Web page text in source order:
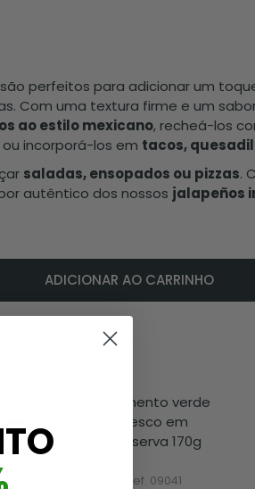
são perfeitos para adicionar um
Com uma textura firme e um
ao estilo mexicano, recheá-los
ou incorporá-los em tacos,
saladas, ensopados ou pizzas.
autêntico dos nossos jalapeños
ADICIONAR AO CARRINHO
Ref. 09041